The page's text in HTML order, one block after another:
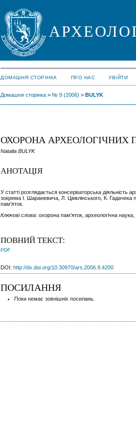
ДОМАШНЯ СТОРІНКА ПРО НАС УВІЙТИ
Домашня сторінка > № 9 (2006) >BULYK
ОХОРОНА АРХЕОЛОГІЧНИХ
Natalia BULYK
АНОТАЦІЯ
У статті розглядається консерваторська діяльність
зокрема І. Шараневича, Л. Цвіклінського, К. Гадачека
пам’яток.
Ключові слова: охорона пам’яток, археологічна
ПОВНИЙ ТЕКСТ:
PDF
DOI: http://dx.doi.org/10.30970/ars.2006.9.4200
ПОСИЛАННЯ
Поки немає зовнішніх посилань.